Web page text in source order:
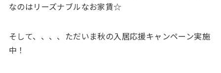
なのはリーズナブルなお家賃☆
そして、、、、ただいま秋の入居応援キャンペーン実施
中！